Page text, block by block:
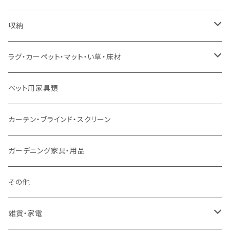
ソファセット
スツール・オットマン
ソファ付属品
クッション・座椅子
シングルサイズ以下（マットレス付）
セミダブルサイズ（マットレス付）
ダブルサイズ（マットレス付）
ダブルサイズ以上（マットレス付）
ロフトベッド
二段ベッド
マットレス
ダイニング7点セット以上
カウンターテーブル
リフティングテーブル
サイドテーブル・コーヒーテーブル
デスク
カウンターチェア
キッズチェア
オフィスチェア・ゲーミングチェア
ダイニングベンチ・スツール
こたつテーブル
こたつ布団
コタツ・布団セット
収納
本棚・シェルフ
食器棚・収納庫
レンジ台・カウンター
ラック
TVボード
キャビネット・飾り棚
ラグ・カーペット・マット・い草・床材
マット・フロアタイル
ラグ
カーペット
ペット用家具類
カーテン・ブラインド・スクリーン
ガーデニング家具・用品
その他
雑貨・家電